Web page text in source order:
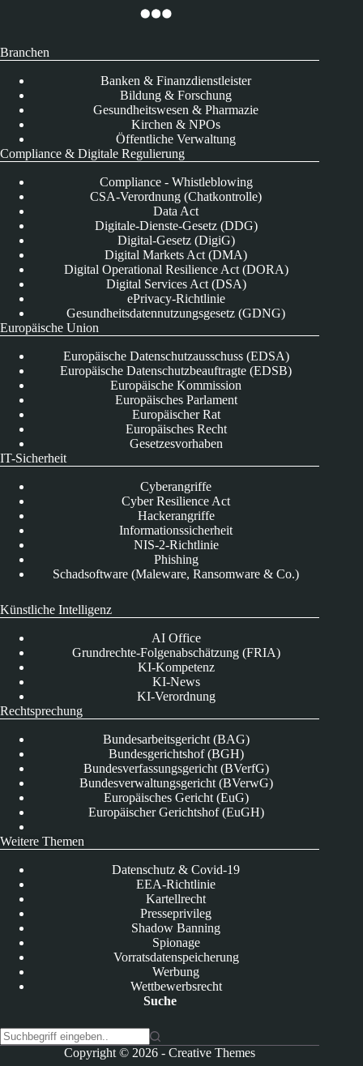
Branchen
Banken & Finanzdienstleister
Bildung & Forschung
Gesundheitswesen & Pharmazie
Kirchen & NPOs
Öffentliche Verwaltung
Compliance & Digitale Regulierung
Compliance - Whistleblowing
CSA-Verordnung (Chatkontrolle)
Data Act
Digitale-Dienste-Gesetz (DDG)
Digital-Gesetz (DigiG)
Digital Markets Act (DMA)
Digital Operational Resilience Act (DORA)
Digital Services Act (DSA)
ePrivacy-Richtlinie
Gesundheitsdatennutzungsgesetz (GDNG)
Europäische Union
Europäische Datenschutzausschuss (EDSA)
Europäische Datenschutzbeauftragte (EDSB)
Europäische Kommission
Europäisches Parlament
Europäischer Rat
Europäisches Recht
Gesetzesvorhaben
IT-Sicherheit
Cyberangriffe
Cyber Resilience Act
Hackerangriffe
Informationssicherheit
NIS-2-Richtlinie
Phishing
Schadsoftware (Maleware, Ransomware & Co.)
Künstliche Intelligenz
AI Office
Grundrechte-Folgenabschätzung (FRIA)
KI-Kompetenz
KI-News
KI-Verordnung
Rechtsprechung
Bundesarbeitsgericht (BAG)
Bundesgerichtshof (BGH)
Bundesverfassungsgericht (BVerfG)
Bundesverwaltungsgericht (BVerwG)
Europäisches Gericht (EuG)
Europäischer Gerichtshof (EuGH)
Weitere Themen
Datenschutz & Covid-19
EEA-Richtlinie
Kartellrecht
Presseprivileg
Shadow Banning
Spionage
Vorratsdatenspeicherung
Werbung
Wettbewerbsrecht
Suche
Copyright © 2026 -Creative Themes